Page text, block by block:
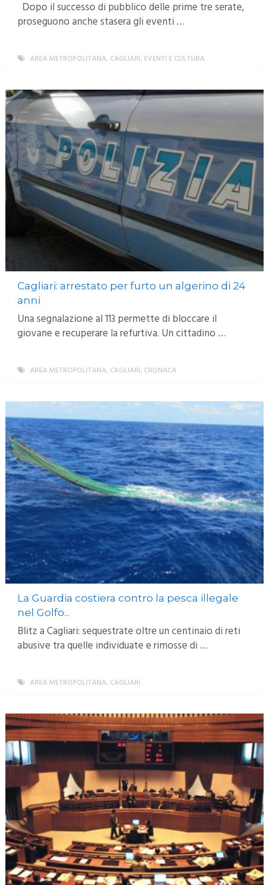
Dopo il successo di pubblico delle prime tre serate,
proseguono anche stasera gli eventi …
AREA METROPOLITANA, CAGLIARI, EVENTI E CULTURA
Cagliari: arrestato per furto un algerino di 24
anni
Una segnalazione al 113 permette di bloccare il
giovane e recuperare la refurtiva. Un cittadino …
AREA METROPOLITANA, CAGLIARI, CRONACA
La Guardia costiera contro la pesca illegale
nel Golfo...
Blitz a Cagliari: sequestrate oltre un centinaio di reti
abusive tra quelle individuate e rimosse di …
AREA METROPOLITANA, CAGLIARI